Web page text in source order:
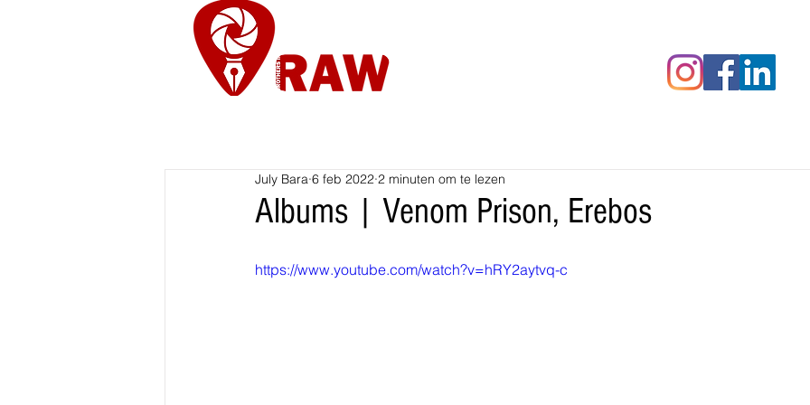
Albums | Venom Prison, Erebos
July Bara 6 feb 2022 2 minuten om te lezen
https://www.youtube.com/watch?v=hRY2aytvq-c